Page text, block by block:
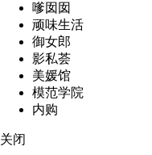
嗲囡囡
顽味生活
御女郎
影私荟
美媛馆
模范学院
内购
关闭